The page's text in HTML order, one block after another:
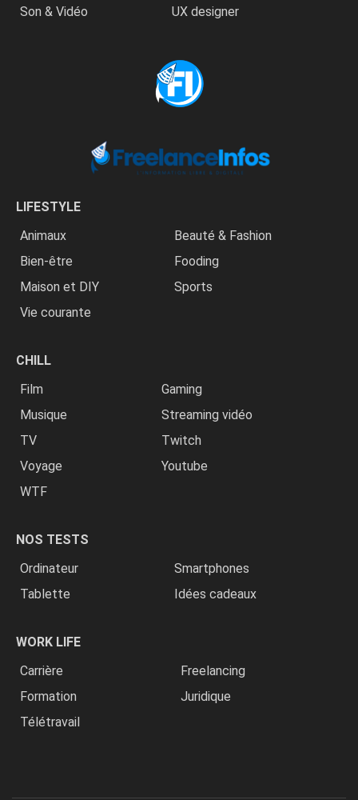
Son & Vidéo
UX designer
LIFESTYLE
Animaux
Beauté & Fashion
Bien-être
Fooding
Maison et DIY
Sports
Vie courante
CHILL
Film
Gaming
Musique
Streaming vidéo
TV
Twitch
Voyage
Youtube
WTF
NOS TESTS
Ordinateur
Smartphones
Tablette
Idées cadeaux
WORK LIFE
Carrière
Freelancing
Formation
Juridique
Télétravail